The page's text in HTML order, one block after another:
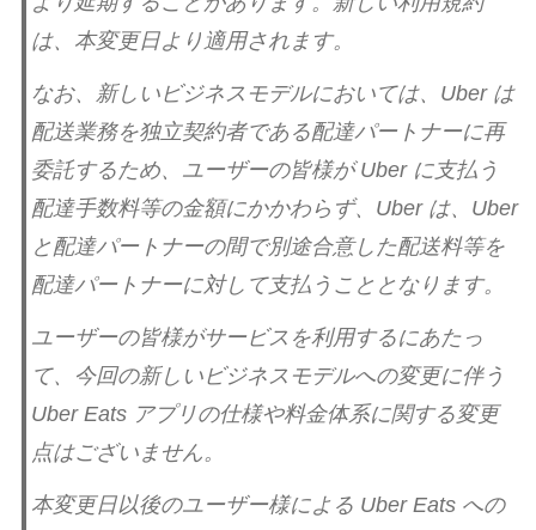
は、本変更日より適用されます。
なお、新しいビジネスモデルにおいては、Uber は
配送業務を独立契約者である配達パートナーに再
委託するため、ユーザーの皆様が Uber に支払う
配達手数料等の金額にかかわらず、Uber は、Uber
と配達パートナーの間で別途合意した配送料等を
配達パートナーに対して支払うこととなります。
ユーザーの皆様がサービスを利用するにあたっ
て、今回の新しいビジネスモデルへの変更に伴う
Uber Eats アプリの仕様や料金体系に関する変更
点はございません。
本変更日以後のユーザー様による Uber Eats への